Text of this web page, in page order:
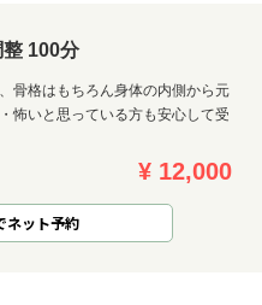
100分
骨格はもちろん身体の内側から元
怖いと思っている方も安心して受
¥ 12,000
ネット予約